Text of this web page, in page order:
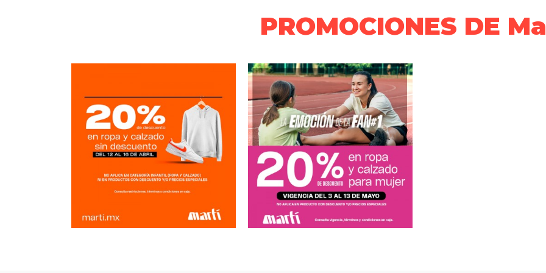
PROMOCIONES DE